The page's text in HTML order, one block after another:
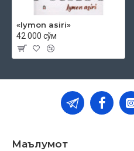
«Iymon asiri»
42 000 сўм
Маълумот